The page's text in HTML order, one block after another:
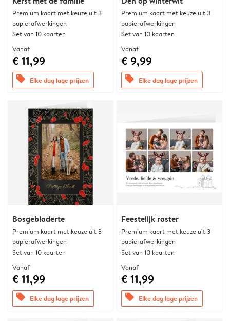
Premium kaart met keuze uit 3
papierafwerkingen
Set van 10 kaarten
Vanaf
€ 11,99
offers Elke dag lage prijzen
Premium kaart met keuze uit 3
papierafwerkingen
Set van 10 kaarten
Vanaf
€ 9,99
offers Elke dag lage prijzen
Bosgebladerte
Premium kaart met keuze uit 3
papierafwerkingen
Set van 10 kaarten
Vanaf
€ 11,99
offers Elke dag lage prijzen
Feestelijk raster
Premium kaart met keuze uit 3
papierafwerkingen
Set van 10 kaarten
Vanaf
€ 11,99
offers Elke dag lage prijzen